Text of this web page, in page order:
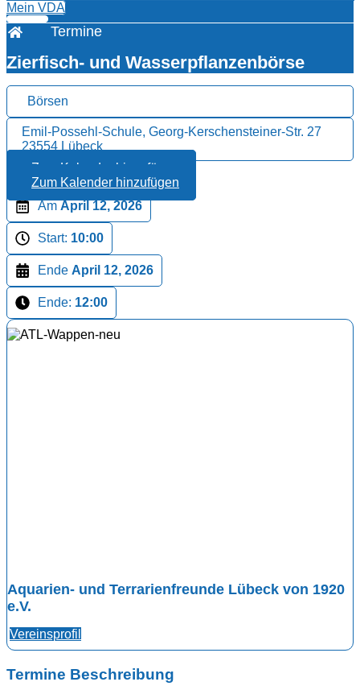
Mein VDA
Termine
Zierfisch- und Wasserpflanzenbörse
Börsen
Emil-Possehl-Schule, Georg-Kerschensteiner-Str. 27
23554 Lübeck
Zum Kalender hinzufügen
Zum Kalender hinzufügen
Am April 12, 2026
Start: 10:00
Ende April 12, 2026
Ende: 12:00
Aquarien- und Terrarienfreunde Lübeck von 1920
e.V.
Vereinsprofil
Termine Beschreibung